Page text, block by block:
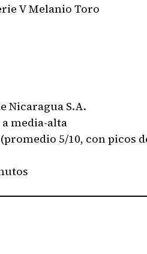
V Melanio Toro
Nicaragua S.A.
media-alta
5/10, con picos